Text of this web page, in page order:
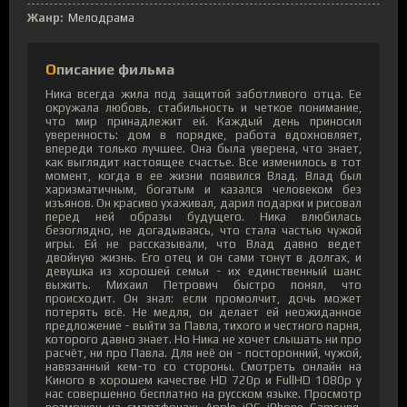
Жанр: Мелодрама
Описание фильма
Ника всегда жила под защитой заботливого отца. Ее
окружала любовь, стабильность и четкое понимание,
что мир принадлежит ей. Каждый день приносил
уверенность: дом в порядке, работа вдохновляет,
впереди только лучшее. Она была уверена, что знает,
как выглядит настоящее счастье. Все изменилось в тот
момент, когда в ее жизни появился Влад. Влад был
харизматичным, богатым и казался человеком без
изъянов. Он красиво ухаживал, дарил подарки и рисовал
перед ней образы будущего. Ника влюбилась
безоглядно, не догадываясь, что стала частью чужой
игры. Ей не рассказывали, что Влад давно ведет
двойную жизнь. Его отец и он сами тонут в долгах, и
девушка из хорошей семьи - их единственный шанс
выжить. Михаил Петрович быстро понял, что
происходит. Он знал: если промолчит, дочь может
потерять всё. Не медля, он делает ей неожиданное
предложение - выйти за Павла, тихого и честного парня,
которого давно знает. Но Ника не хочет слышать ни про
расчёт, ни про Павла. Для неё он - посторонний, чужой,
навязанный кем-то со стороны. Смотреть онлайн на
Киного в хорошем качестве HD 720p и FullHD 1080p у
нас совершенно бесплатно на русском языке. Просмотр